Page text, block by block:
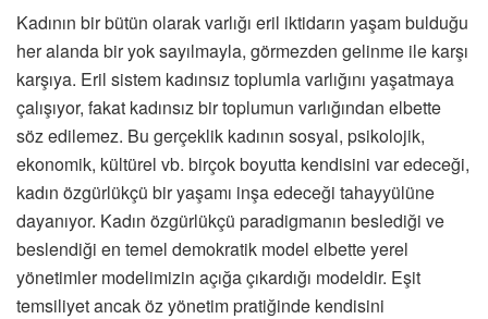
Kadının bir bütün olarak varlığı eril iktidarın yaşam bulduğu
her alanda bir yok sayılmayla, görmezden gelinme ile karşı
karşıya. Eril sistem kadınsız toplumla varlığını yaşatmaya
çalışıyor, fakat kadınsız bir toplumun varlığından elbette
söz edilemez. Bu gerçeklik kadının sosyal, psikolojik,
ekonomik, kültürel vb. birçok boyutta kendisini var edeceği,
kadın özgürlükçü bir yaşamı inşa edeceği tahayyülüne
dayanıyor. Kadın özgürlükçü paradigmanın beslediği ve
beslendiği en temel demokratik model elbette yerel
yönetimler modelimizin açığa çıkardığı modeldir. Eşit
temsiliyet ancak öz yönetim pratiğinde kendisini